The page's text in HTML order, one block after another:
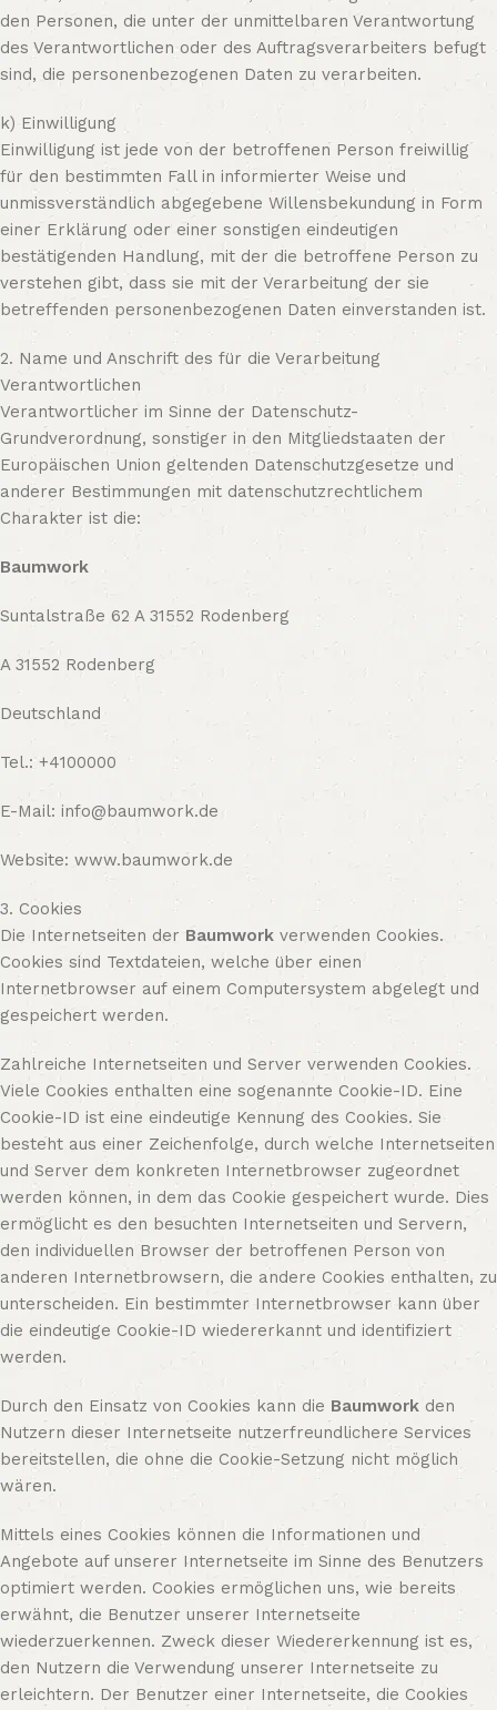
den Personen, die unter der unmittelbaren Verantwortung
des Verantwortlichen oder des Auftragsverarbeiters befugt
sind, die personenbezogenen Daten zu verarbeiten.
k) Einwilligung
Einwilligung ist jede von der betroffenen Person freiwillig
für den bestimmten Fall in informierter Weise und
unmissverständlich abgegebene Willensbekundung in Form
einer Erklärung oder einer sonstigen eindeutigen
bestätigenden Handlung, mit der die betroffene Person zu
verstehen gibt, dass sie mit der Verarbeitung der sie
betreffenden personenbezogenen Daten einverstanden ist.
2. Name und Anschrift des für die Verarbeitung
Verantwortlichen
Verantwortlicher im Sinne der Datenschutz-
Grundverordnung, sonstiger in den Mitgliedstaaten der
Europäischen Union geltenden Datenschutzgesetze und
anderer Bestimmungen mit datenschutzrechtlichem
Charakter ist die:
Baumwork
Suntalstraße 62 A 31552 Rodenberg
A 31552 Rodenberg
Deutschland
Tel.: +4100000
E-Mail: info@baumwork.de
Website: www.baumwork.de
3. Cookies
Die Internetseiten der Baumwork verwenden Cookies.
Cookies sind Textdateien, welche über einen
Internetbrowser auf einem Computersystem abgelegt und
gespeichert werden.
Zahlreiche Internetseiten und Server verwenden Cookies.
Viele Cookies enthalten eine sogenannte Cookie-ID. Eine
Cookie-ID ist eine eindeutige Kennung des Cookies. Sie
besteht aus einer Zeichenfolge, durch welche Internetseiten
und Server dem konkreten Internetbrowser zugeordnet
werden können, in dem das Cookie gespeichert wurde. Dies
ermöglicht es den besuchten Internetseiten und Servern,
den individuellen Browser der betroffenen Person von
anderen Internetbrowsern, die andere Cookies enthalten, zu
unterscheiden. Ein bestimmter Internetbrowser kann über
die eindeutige Cookie-ID wiedererkannt und identifiziert
werden.
Durch den Einsatz von Cookies kann die Baumwork den
Nutzern dieser Internetseite nutzerfreundlichere Services
bereitstellen, die ohne die Cookie-Setzung nicht möglich
wären.
Mittels eines Cookies können die Informationen und
Angebote auf unserer Internetseite im Sinne des Benutzers
optimiert werden. Cookies ermöglichen uns, wie bereits
erwähnt, die Benutzer unserer Internetseite
wiederzuerkennen. Zweck dieser Wiedererkennung ist es,
den Nutzern die Verwendung unserer Internetseite zu
erleichtern. Der Benutzer einer Internetseite, die Cookies